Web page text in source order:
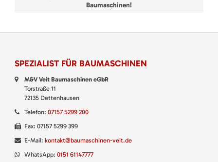
Baumaschinen!
SPEZIALIST FÜR BAUMASCHINEN
M&V Veit Baumaschinen eGbR
Torstraße 11
72135 Dettenhausen
Telefon: 07157 5299 200
Fax: 07157 5299 399
E-Mail: kontakt@baumaschinen-veit.de
WhatsApp: 0151 61147777